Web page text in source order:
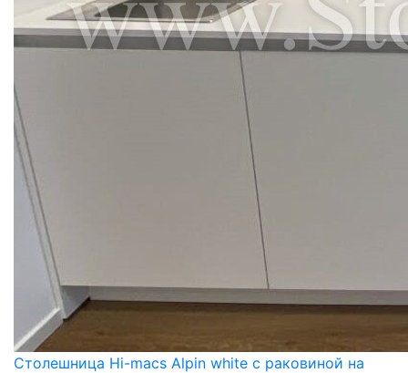
Столешница Hi-macs Alpin white с раковиной на